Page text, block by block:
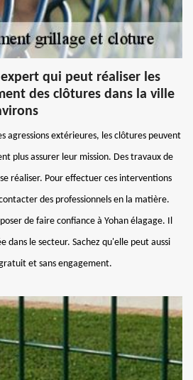
qui peut réaliser les
des clôtures dans la ville
agressions extérieures, les clôtures peuvent
plus assurer leur mission. Des travaux de
réaliser. Pour effectuer ces interventions
des professionnels en la matière.
de faire confiance à Yohan élagage. Il
dans le secteur. Sachez qu'elle peut aussi
et sans engagement.